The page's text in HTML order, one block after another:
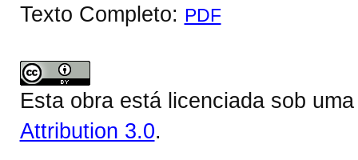
Texto Completo: PDF
Esta obra está licenciada sob
Attribution 3.0.